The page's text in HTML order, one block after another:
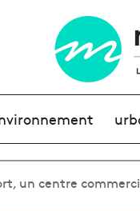
un centre